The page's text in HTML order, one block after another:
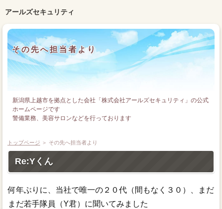
アールズセキュリティ
その先へ担当者より
新潟県上越市を拠点とした会社「株式会社アールズセキュリティ」の公式
ホームページです
警備業務、美容サロンなどを行っております
トップページ ＞ その先へ担当者より
Re:Yくん
何年ぶりに、当社で唯一の２０代（間もなく３０）、まだ
まだ若手隊員（Y君）に聞いてみました